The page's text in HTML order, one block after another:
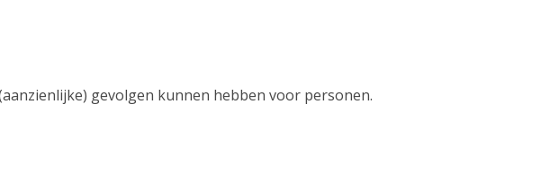
gevolgen kunnen hebben voor personen.